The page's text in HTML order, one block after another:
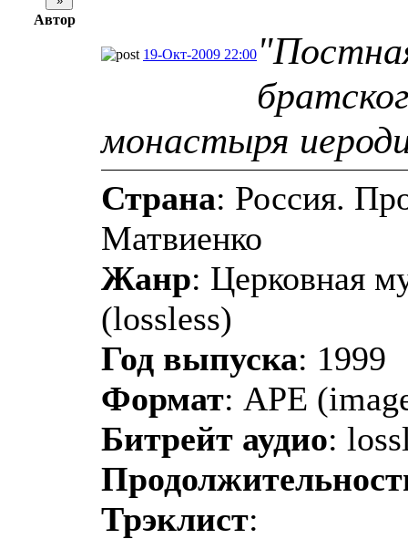
Автор
19-Окт-2009 22:00
монастыря
Страна: Россия.
Матвиенко
Жанр: Церковная
(lossless)
Год выпуска: 1999
Формат: APE
Битрейт аудио:
Трэклист: